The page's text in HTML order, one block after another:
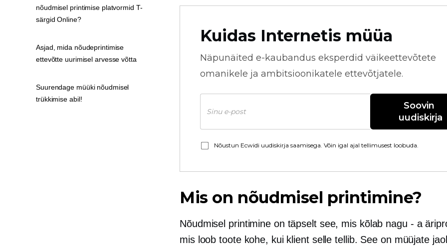
Kuidas Internetis müüa
Näpunäited e-kaubandus eksperdid väikeettevõtete
omanikele ja ambitsioonikatele ettevõtjatele.
Soovin
uudiskirja
Nõustun Ecwidi uudiskirja saamisega. Võin igal ajal tellimusest loobuda.
Mis on nõudmisel printimine?
Nõudmisel printimine on täpselt see, mis kõlab nagu - a
mis loob toote kohe, kui klient selle tellib. See on müüjate
nõudmisel printimise platvormid T-
särgid Online?
Asjad, mida nõudeprintimise
ettevõtte uurimisel arvesse võtta
Suurendage müüki nõudmisel
trükkimise abil!